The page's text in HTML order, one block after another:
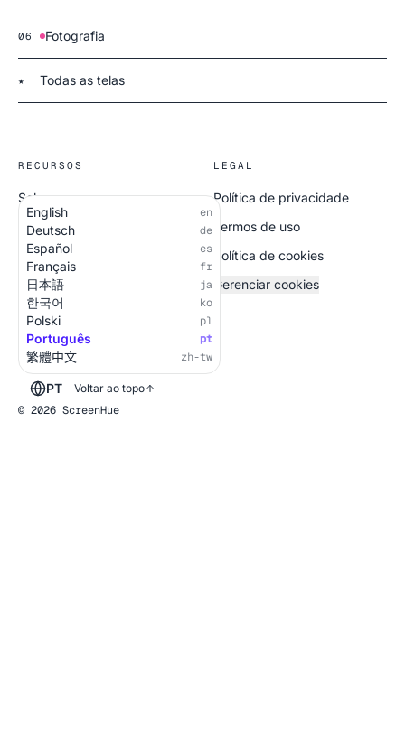
06 Fotografia
★ Todas as telas
RECURSOS
Sobre
Todas as telas
LEGAL
Política de privacidade
Termos de uso
Política de cookies
Gerenciar cookies
© 2026 ScreenHue
PT
English en
Deutsch de
Español es
Français fr
日本語 ja
한국어 ko
Polski pl
Português pt
繁體中文 zh-tw
Voltar ao topo